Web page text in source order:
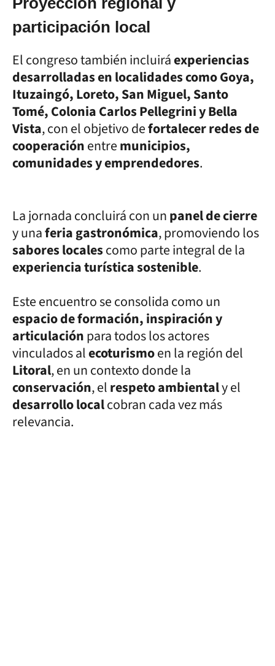
participación local
El congreso también incluiráexperiencias
desarrolladas en localidades como Goya,
Ituzaingó, Loreto, San Miguel, Santo
Tomé, Colonia Carlos Pellegrini y Bella
Vista, con el objetivo defortalecer redes de
cooperaciónentremunicipios,
comunidades y emprendedores.
La jornada concluirá con unpanel de cierre
y unaferia gastronómica, promoviendo los
sabores localescomo parte integral de la
experiencia turística sostenible.
Este encuentro se consolida como un
espacio de formación, inspiración y
articulaciónpara todos los actores
vinculados alecoturismoen la región del
Litoral, en un contexto donde la
conservación, elrespeto ambientaly el
desarrollo localcobran cada vez más
relevancia.